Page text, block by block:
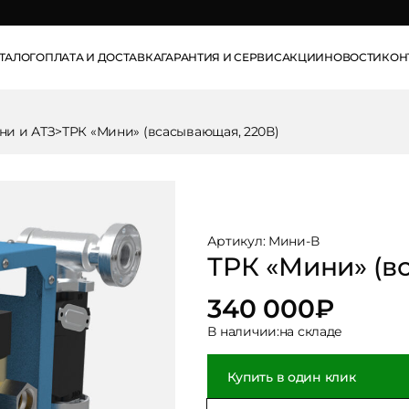
ОПЛАТА И ДОСТАВКАГАРАНТИЯ И СЕРВИСАКЦИИНОВОСТИ
и АТЗ>ТРК «Мини» (всасывающая, 220В)
Артикул: Мини-В
ТРК «Мини»
340 000₽
В наличии:на складе
Купить в один клик